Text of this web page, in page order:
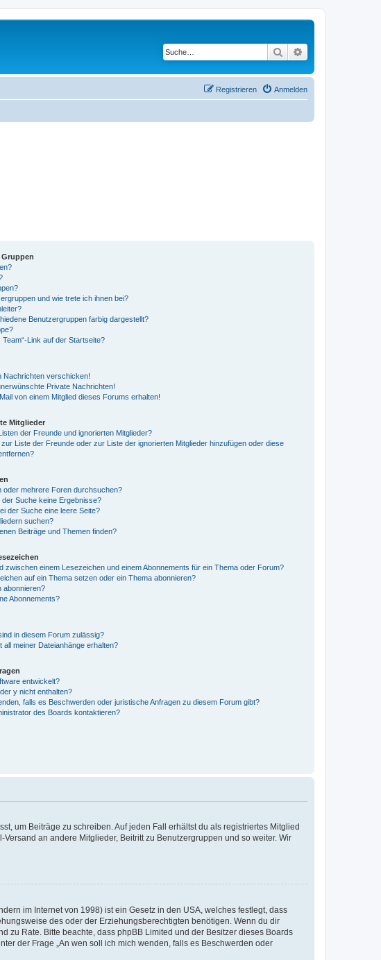
Suche
Anmelden
Registrieren
und wie trete ich ihnen bei?
Benutzergruppen farbig dargestellt?
Link auf der Startseite?
Nachrichten verschicken!
Private Nachrichten!
von einem Mitglied dieses Forums erhalten!
Mitglieder
der Freunde und ignorierten Mitglieder?
Liste der Freunde oder zur Liste der ignorierten Mitglieder hinzufügen oder diese
oder mehrere Foren durchsuchen?
Suche keine Ergebnisse?
der Suche eine leere Seite?
suchen?
Beiträge und Themen finden?
zwischen einem Lesezeichen und einem Abonnements für ein Thema oder Forum?
auf ein Thema setzen oder ein Thema abonnieren?
abonnieren?
Abonnements?
in diesem Forum zulässig?
all meiner Dateianhänge erhalten?
entwickelt?
y nicht enthalten?
falls es Beschwerden oder juristische Anfragen zu diesem Forum gibt?
des Boards kontaktieren?
um Beiträge zu schreiben. Auf jeden Fall erhältst du als registriertes Mitglied
an andere Mitglieder, Beitritt zu Benutzergruppen und so weiter. Wir
im Internet von 1998) ist ein Gesetz in den USA, welches festlegt, dass
des oder der Erziehungsberechtigten benötigen. Wenn du dir
zu Rate. Bitte beachte, dass phpBB Limited und der Besitzer dieses Boards
der Frage „An wen soll ich mich wenden, falls es Beschwerden oder